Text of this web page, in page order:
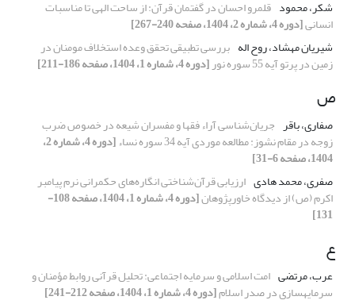
شکر، محمود قلمرو احسان در گفتمان قرآن: از ساحت الهی تا مناسبات
انسانی[دوره 4، شماره 2، 1404، صفحه 240-267]
شیریان مهشاد، روح اله بررسی تطبیقی تحقق وعده استخلاف مومنان در
زمین در پرتو آیه 55 سوره نور [دوره 4، شماره 1، 1404، صفحه 186-211]
ص
صفاری، باقر جریان‌شناسی آراء فقها و مفسران شیعه در خصوص ضرب
زوجه در مقام نشوز: مطالعه موردی آیه 34 سوره نساء [دوره 4، شماره 2،
1404، صفحه 6-31]
صفری، محمد هادی ارزیابی قرآن‌شناختی انگاره‌های حکمرانی نرم پیامبر
اکرم (ص) از دیدگاه خاورپژوهان [دوره 4، شماره 1، 1404، صفحه 108-
131]
ع
عرب، مرتضی امت اسلامی و سرمایه اجتماعی: تحلیل قرآنی روابط مؤمنان و
سرمایهسازی در صدر اسلام[دوره 4، شماره 1، 1404، صفحه 212-241]